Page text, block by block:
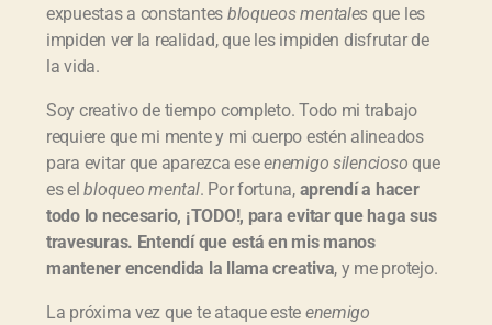
expuestas a constantes bloqueos mentales que les
impiden ver la realidad, que les impiden disfrutar de
la vida.
Soy creativo de tiempo completo. Todo mi trabajo
requiere que mi mente y mi cuerpo estén alineados
para evitar que aparezca eseenemigo silencioso que
es elbloqueo mental. Por fortuna, aprendí a hacer
todo lo necesario, ¡TODO!, para evitar que haga sus
travesuras. Entendí que está en mis manos
mantener encendida la llama creativa, y me protejo.
La próxima vez que te ataque este enemigo